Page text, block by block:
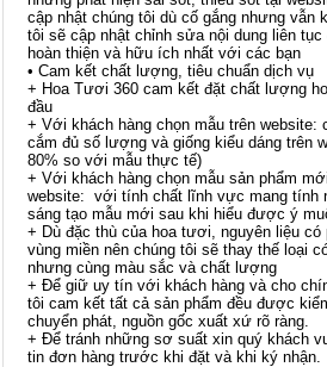
cập nhật chúng tôi dù cố gắng nhưng vẫn
tôi sẽ cập nhật chỉnh sửa nội dung liên
hoàn thiện và hữu ích nhất với các bạn
• Cam kết chất lượng, tiêu chuẩn dịch vụ
+ Hoa Tươi 360 cam kết đặt chất lượng
đầu
+ Với khách hàng chọn mẫu trên website:
cắm đủ số lượng và giống kiểu dáng trên
80% so với mẫu thực tế)
+ Với khách hàng chọn mẫu sản phẩm
website: với tính chất lĩnh vực mang tính
sáng tạo mẫu mới sau khi hiểu được ý
+ Dù đặc thù của hoa tươi, nguyên liệu có
vùng miền nên chúng tôi sẽ thay thế loại
nhưng cùng màu sắc và chất lượng
+ Để giữ uy tín với khách hàng và cho
tôi cam kết tất cả sản phẩm đều được
chuyển phát, nguồn gốc xuất xứ rõ ràng.
+ Để tránh những sơ suất xin quý khách
tin đơn hàng trước khi đặt và khi ký nhận.